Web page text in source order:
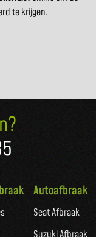
te krijgen.
Autoafbraak
Seat Afbraak